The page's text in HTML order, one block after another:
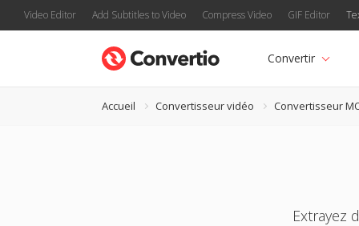
Video Editor Add Subtitles to Video Compress Video GIF Editor
Convertir
Accueil Convertisseur vidéo Convertisseur
Extrayez